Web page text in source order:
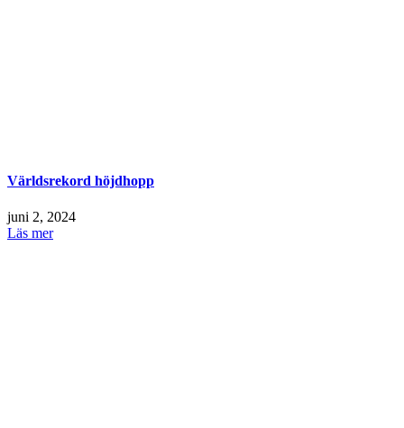
Världsrekord höjdhopp
juni 2, 2024
Läs mer